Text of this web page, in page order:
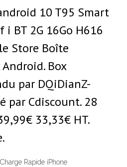
10 T95 Smart
i BT 2G 16Go H616
Store Boîte
Box
par DQiDianZ-
par Cdiscount. 28
33,33€ HT.
Rapide iPhone